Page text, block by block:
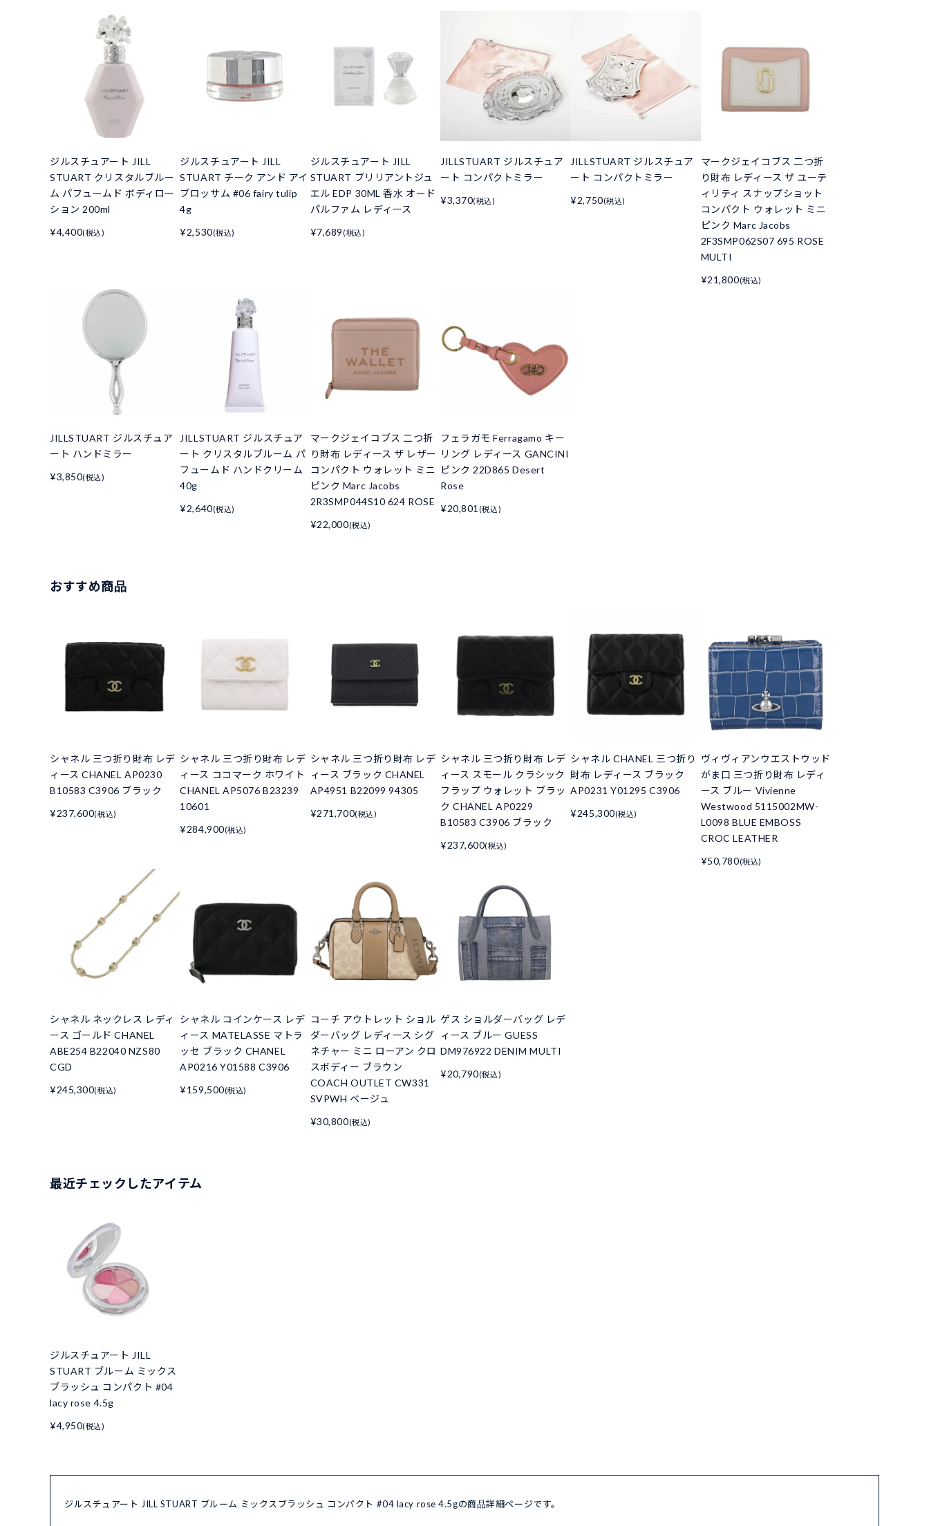
ジルスチュアート JILL
STUART クリスタルブルー
ム パフュームド ボディロー
ション 200ml
¥4,400(税込)
ジルスチュアート JILL
STUART チーク アンド アイ
ブロッサム #06 fairy tulip
4g
¥2,530(税込)
ジルスチュアート JILL
STUART ブリリアントジュ
エル EDP 30ML 香水 オード
パルファム レディース
¥7,689 (税込)
JILLSTUART ジルスチュア
ート コンパクトミラー
¥3,370(税込)
JILLSTUART ジルスチュア
ート コンパクトミラー
¥2,750(税込)
マークジェイコブス 二つ折
り財布 レディース ザ ユーテ
ィリティ スナップショット
コンパクト ウォレット ミニ
ピンク Marc Jacobs
2F3SMP062S07 695 ROSE
MULTI
¥21,800(税込)
JILLSTUART ジルスチュア
ート ハンドミラー
¥3,850(税込)
JILLSTUART ジルスチュア
ート クリスタルブルーム パ
フュームド ハンドクリーム
40g
¥2,640(税込)
マークジェイコブス 二つ折
り財布 レディース ザ レザー
コンパクト ウォレット ミニ
ピンク Marc Jacobs
2R3SMP044S10 624 ROSE
¥22,000(税込)
フェラガモ Ferragamo キー
リング レディース GANCINI
ピンク 22D865 Desert
Rose
¥20,801 (税込)
おすすめ商品
シャネル 三つ折り財布 レデ
ィース CHANEL AP0230
B10583 C3906 ブラック
¥237,600(税込)
シャネル 三つ折り財布 レデ
ィース ココマーク ホワイト
CHANEL AP5076 B23239
10601
¥284,900(税込)
シャネル 三つ折り財布 レデ
ィース ブラック CHANEL
AP4951 B22099 94305
¥271,700(税込)
シャネル 三つ折り財布 レデ
ィース スモール クラシック
フラップ ウォレット ブラッ
ク CHANEL AP0229
B10583 C3906 ブラック
¥237,600(税込)
シャネル CHANEL 三つ折り
財布 レディース ブラック
AP0231 Y01295 C3906
¥245,300(税込)
ヴィヴィアンウエストウッド
がま口 三つ折り財布 レディ
ース ブルー Vivienne
Westwood 5115002MW-
L0098 BLUE EMBOSS
CROC LEATHER
¥50,780(税込)
シャネル ネックレス レディ
ース ゴールド CHANEL
ABE254 B22040 NZS80
CGD
¥245,300(税込)
シャネル コインケース レデ
ィース MATELASSE マトラ
ッセ ブラック CHANEL
AP0216 Y01588 C3906
¥159,500(税込)
コーチ アウトレット ショル
ダーバッグ レディース シグ
ネチャー ミニ ローアン クロ
スボディー ブラウン
COACH OUTLET CW331
SVPWH ベージュ
¥30,800(税込)
ゲス ショルダーバッグ レデ
ィース ブルー GUESS
DM976922 DENIM MULTI
¥20,790(税込)
最近チェックしたアイテム
ジルスチュアート JILL
STUART ブルーム ミックス
ブラッシュ コンパクト #04
lacy rose 4.5g
¥4,950(税込)
ジルスチュアート JILL STUART ブルーム ミックスブラッシュ コンパクト #04 lacy rose 4.5gの商品詳細ページです。